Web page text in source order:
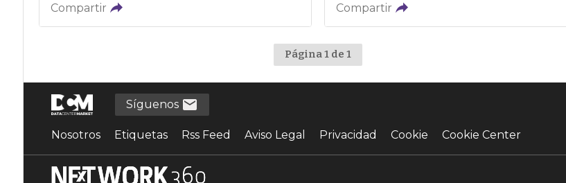
Compartir Compartir
Página 1 de 1
Síguenos
Nosotros Etiquetas Rss Feed Aviso Legal Privacidad Cookie Cookie Center